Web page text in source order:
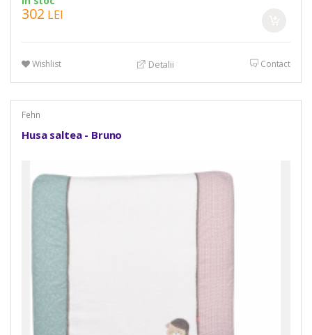
302 LEI
Wishlist Detalii Contact
Fehn
Husa saltea - Bruno